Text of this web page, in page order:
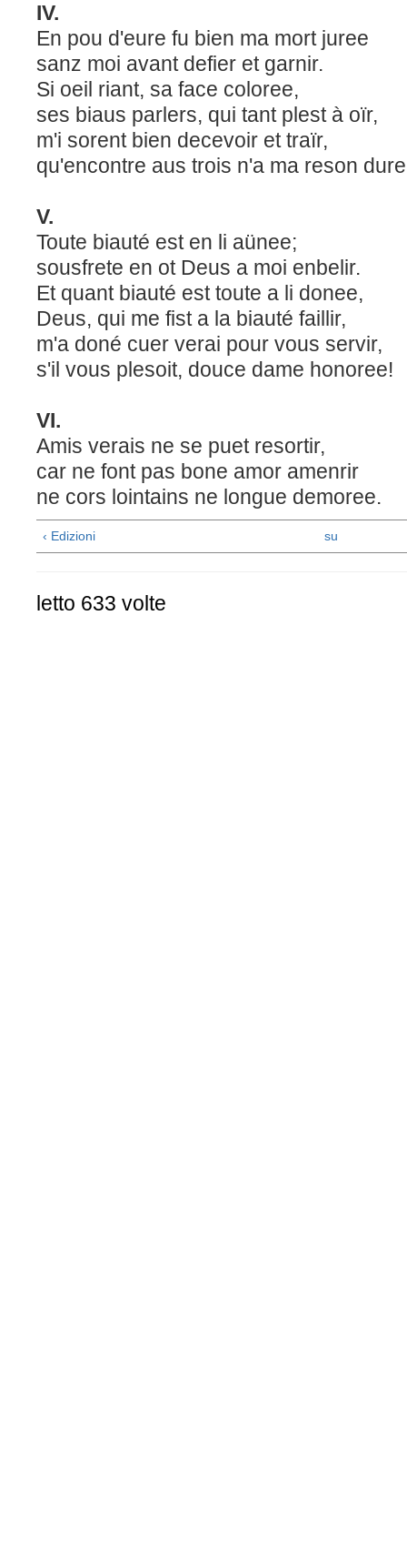
IV.
En pou d'eure fu bien ma mort juree
sanz moi avant defier et garnir.
Si oeil riant, sa face coloree,
ses biaus parlers, qui tant plest à oïr,
m'i sorent bien decevoir et traïr,
qu'encontre aus trois n'a ma reson
V.
Toute biauté est en li aünee;
sousfrete en ot Deus a moi enbelir.
Et quant biauté est toute a li donee,
Deus, qui me fist a la biauté faillir,
m'a doné cuer verai pour vous servir,
s'il vous plesoit, douce dame honoree!
VI.
Amis verais ne se puet resortir,
car ne font pas bone amor amenrir
ne cors lointains ne longue demoree.
‹ Edizioni su
letto 633 volte